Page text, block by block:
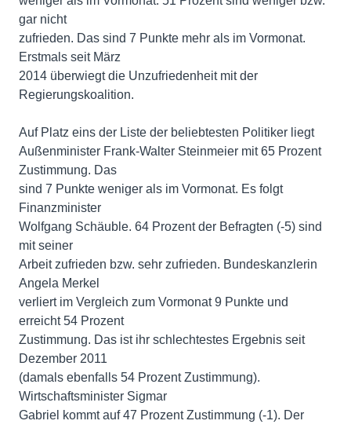
gar nicht
zufrieden. Das sind 7 Punkte mehr als im Vormonat.
Erstmals seit März
2014 überwiegt die Unzufriedenheit mit der
Regierungskoalition.
Auf Platz eins der Liste der beliebtesten Politiker liegt
Außenminister Frank-Walter Steinmeier mit 65 Prozent
Zustimmung. Das
sind 7 Punkte weniger als im Vormonat. Es folgt
Finanzminister
Wolfgang Schäuble. 64 Prozent der Befragten (-5) sind
mit seiner
Arbeit zufrieden bzw. sehr zufrieden. Bundeskanzlerin
Angela Merkel
verliert im Vergleich zum Vormonat 9 Punkte und
erreicht 54 Prozent
Zustimmung. Das ist ihr schlechtestes Ergebnis seit
Dezember 2011
(damals ebenfalls 54 Prozent Zustimmung).
Wirtschaftsminister Sigmar
Gabriel kommt auf 47 Prozent Zustimmung (-1). Der